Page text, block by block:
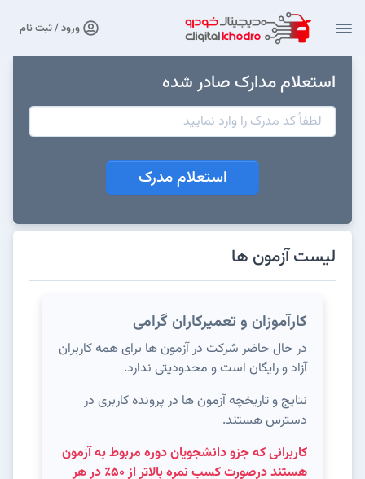
ورود / ثبت نام
استعلام مدارک صادر شده
استعلام مدرک
لیست آزمون ها
کارآموزان و تعمیرکاران گرامی
در حال حاضر شرکت در آزمون ها برای همه کاربران
آزاد و رایگان است و محدودیتی ندارد.
نتایج و تاریخچه آزمون ها در پرونده کاربری در
دسترس هستند.
کاربرانی که جزو دانشجویان دوره مربوط به آزمون
هستند درصورت کسب نمره بالاتر از ۵۰٪ در هر